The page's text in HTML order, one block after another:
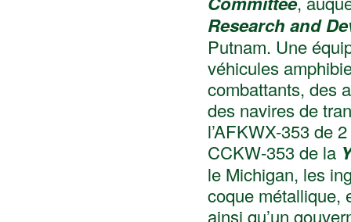
Research and
Putnam. Une
véhicules
combattants, des
des navires de
l’AFKWX-353 de
CCKW-353 de la
le Michigan, les
coque métallique,
ainsi qu’un